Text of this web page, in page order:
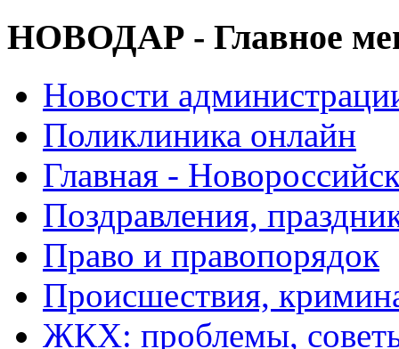
НОВОДАР - Главное
Новости
Поликлиника онлайн
Главная -
Поздравления,
Право и правопорядок
Происшествия,
ЖКХ: проблемы,